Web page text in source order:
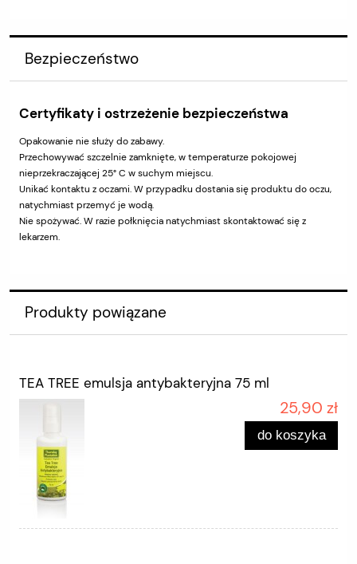
Bezpieczeństwo
Certyfikaty i ostrzeżenie bezpieczeństwa
Opakowanie nie służy do zabawy.
Przechowywać szczelnie zamknięte, w temperaturze pokojowej
nieprzekraczającej 25° C w suchym miejscu.
Unikać kontaktu z oczami. W przypadku dostania się produktu do oczu,
natychmiast przemyć je wodą.
Nie spożywać. W razie połknięcia natychmiast skontaktować się z
lekarzem.
Produkty powiązane
TEA TREE emulsja antybakteryjna 75 ml
25,90 zł
do koszyka